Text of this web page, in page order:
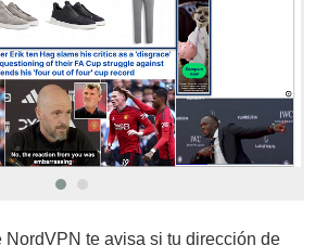
NordVPN te avisa si tu dirección de